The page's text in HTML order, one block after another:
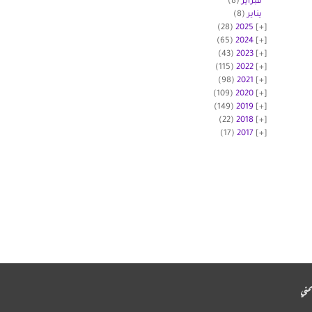
يناير(8)
2025
(28)
2024
(65)
2023
(43)
2022
(115)
2021
(98)
2020
(109)
2019
(149)
2018
(22)
2017
(17)